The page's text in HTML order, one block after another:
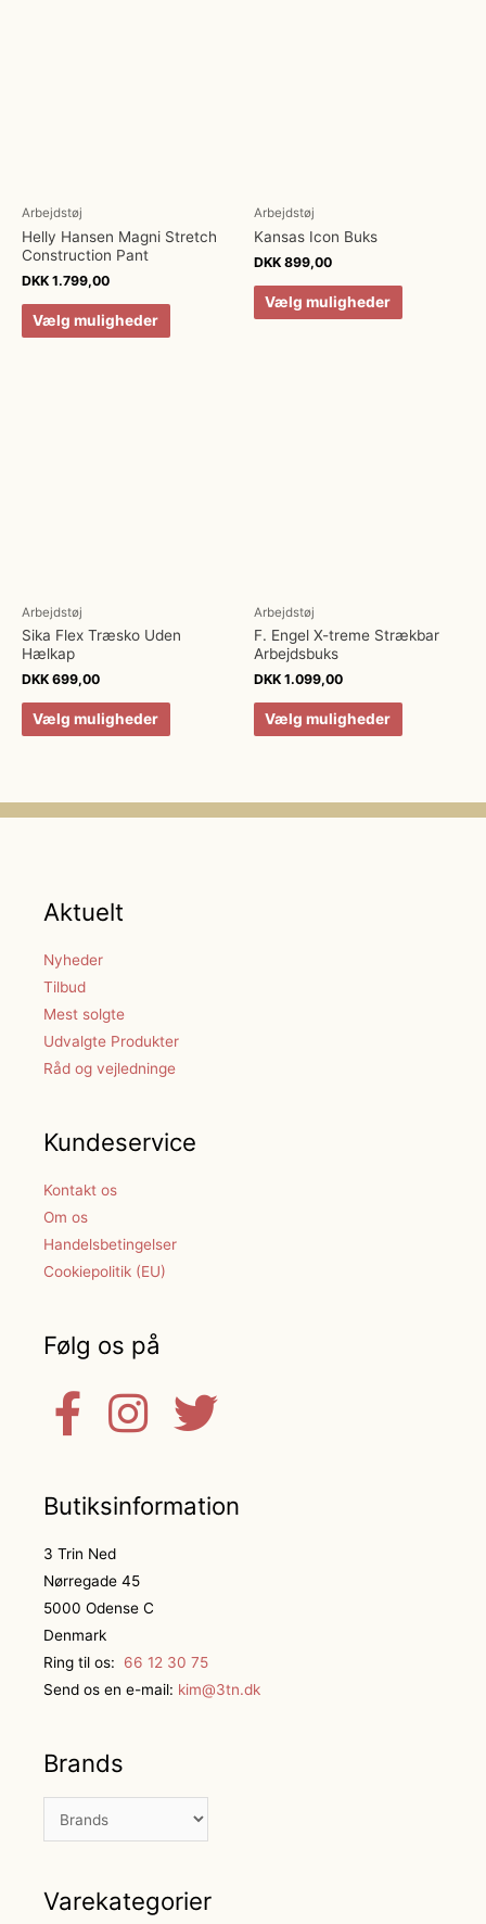
Arbejdstøj
Helly Hansen Magni Stretch
Construction Pant
DKK 1.799,00
Vælg muligheder
Arbejdstøj
Kansas Icon Buks
DKK 899,00
Vælg muligheder
Arbejdstøj
Sika Flex Træsko Uden
Hælkap
DKK 699,00
Vælg muligheder
Arbejdstøj
F. Engel X-treme Strækbar
Arbejdsbuks
DKK 1.099,00
Vælg muligheder
Aktuelt
Nyheder
Tilbud
Mest solgte
Udvalgte Produkter
Råd og vejledninge
Kundeservice
Kontakt os
Om os
Handelsbetingelser
Cookiepolitik (EU)
Følg os på
Butiksinformation
3 Trin Ned
Nørregade 45
5000 Odense C
Denmark
Ring til os:
66 12 30 75
Send os en e-mail: kim@3tn.dk
Brands
Varekategorier